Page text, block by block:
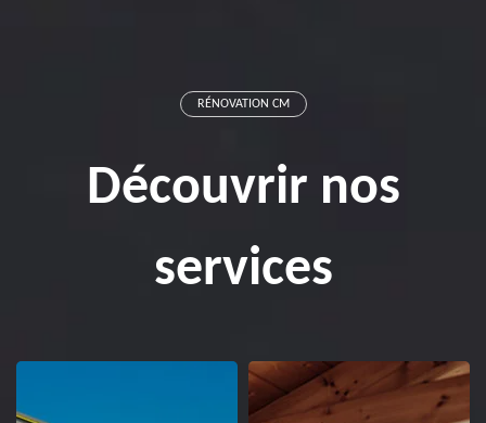
RÉNOVATION CM
Découvrir nos
services